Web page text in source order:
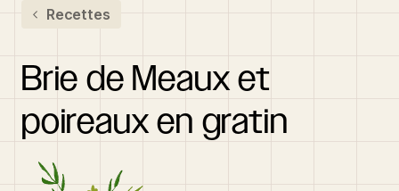
Rechercher un mot clé
Recettes
Brie de Meauxet
poireauxen gratin